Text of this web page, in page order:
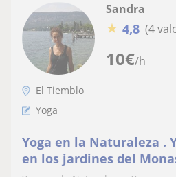
10€/h
Sandra
★ 4,8 (4
El Tiemblo
Yoga
Yoga en la Naturaleza .
en los jardines del